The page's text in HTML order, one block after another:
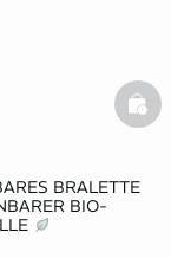
BRALETTE
BIO-